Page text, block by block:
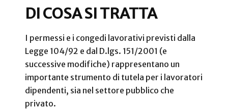
DI COSA SI TRATTA
I permessi e i congedi lavorativi previsti dalla
Legge 104/92 e dal D.lgs. 151/2001 (e
successive modifiche) rappresentano un
importante strumento di tutela per i lavoratori
dipendenti, sia nel settore pubblico che
privato.